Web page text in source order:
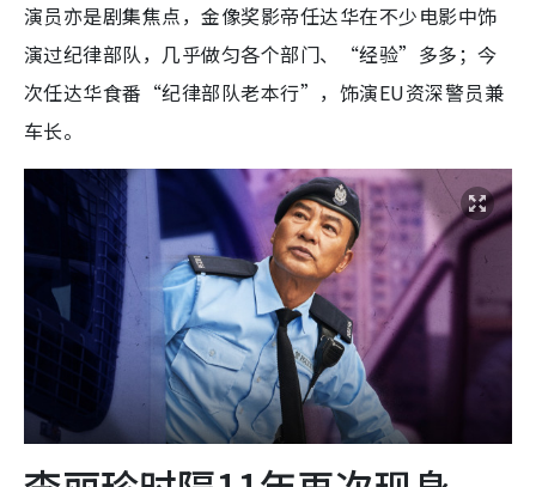
演员亦是剧集焦点，金像奖影帝任达华在不少电影中饰
演过纪律部队，几乎做匀各个部门、“经验”多多；今
次任达华食番“纪律部队老本行”，饰演EU资深警员兼
车长。